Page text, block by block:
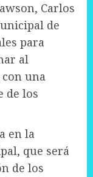
Carlos
de
para
al
una
de los
en la
que será
de los